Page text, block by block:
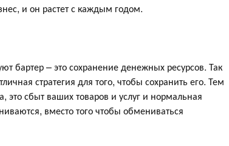
и он растет с каждым годом.
бартер – это сохранение денежных ресурсов. Так
стратегия для того, чтобы сохранить его. Тем
это сбыт ваших товаров и услуг и нормальная
вместо того чтобы обмениваться